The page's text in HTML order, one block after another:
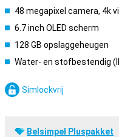
48 megapixel camera, 4k
6.7 inch OLED scherm
128 GB opslaggeheugen
Water- en stofbestendig
Simlockvrij
Belsimpel Pluspakket